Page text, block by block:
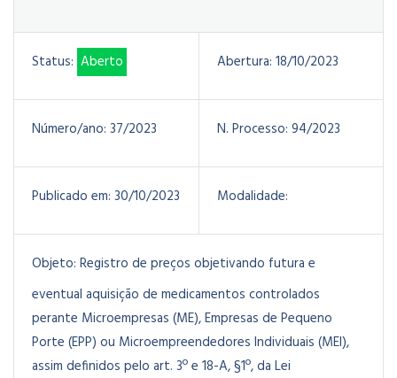
Status: Aberto Abertura: 18/10/2023
Número/ano: 37/2023 N. Processo: 94/2023
Publicado em: 30/10/2023 Modalidade:
Objeto: Registro de preços objetivando futura e
eventual aquisição de medicamentos controlados
perante Microempresas (ME), Empresas de Pequeno
Porte (EPP) ou Microempreendedores Individuais (MEI),
assim definidos pelo art. 3º e 18-A, §1º, da Lei